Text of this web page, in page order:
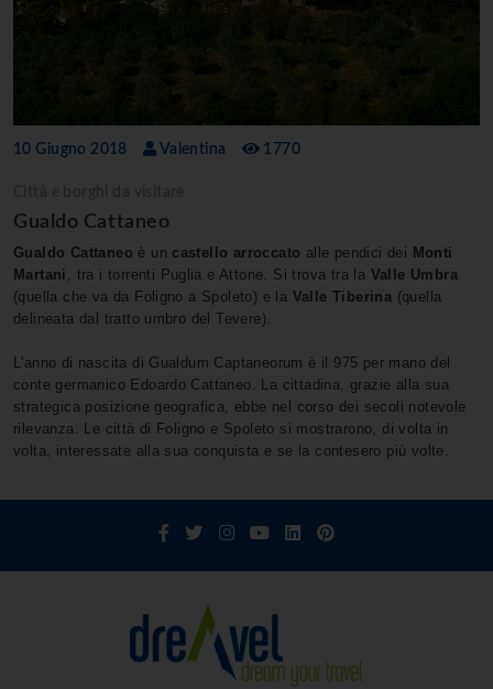
10 Giugno 2018 Valentina 1770
Gualdo Cattaneo
Gualdo Cattaneo è un castello arroccato alle pendici dei Monti
Martani , tra i torrenti Puglia e Attone. Si trova tra la Valle Umbra
(quella che va da Foligno a Spoleto) e la Valle Tiberina (quella
delineata dal tratto umbro del Tevere).
L'anno di nascita di Gualdum Captaneorum è il 975 per mano del
conte germanico Edoardo Cattaneo. La cittadina, grazie alla sua
strategica posizione geografica, ebbe nel corso dei secoli notevole
rilevanza. Le città di Foligno e Spoleto si mostrarono, di volta in
volta, interessate alla sua conquista e se la contesero più volte.